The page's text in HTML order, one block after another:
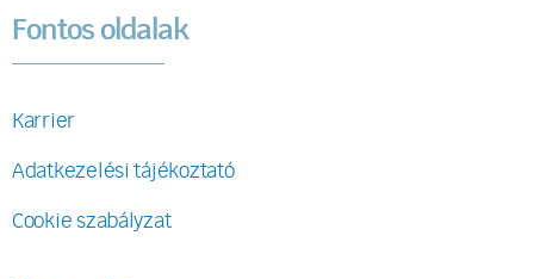
Fontos oldalak
Karrier
Adatkezelési tájékoztató
Cookie szabályzat